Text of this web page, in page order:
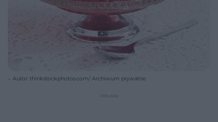
Autor: thinkstockphotos.com/ Archiwum prywatne